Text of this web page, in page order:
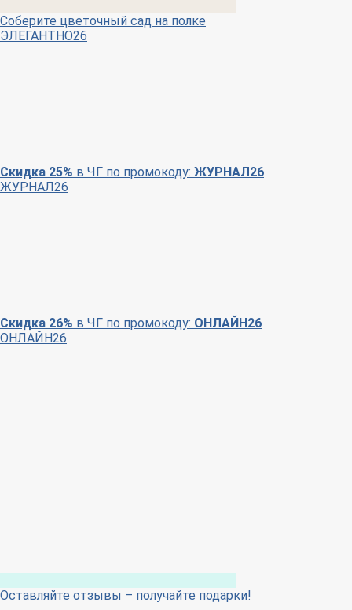
Соберите цветочный сад на полке
ЭЛЕГАНТНО26
Скидка 25% в ЧГ по промокоду: ЖУРНАЛ26
ЖУРНАЛ26
Скидка 26% в ЧГ по промокоду: ОНЛАЙН26
ОНЛАЙН26
Оставляйте отзывы – получайте подарки!